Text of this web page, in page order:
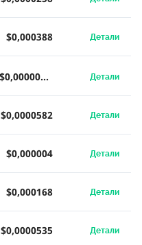
$0,000388 Детали
$0,000000000113 Детали
$0,0000582 Детали
$0,000004 Детали
$0,000168 Детали
$0,0000535 Детали